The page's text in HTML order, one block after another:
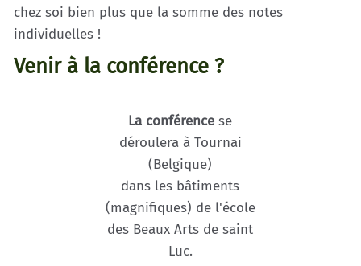
chez soi bien plus que la somme des notes
individuelles !
Venir à la conférence ?
La conférence se
déroulera à Tournai
(Belgique)
dans les bâtiments
(magnifiques) de l'école
des Beaux Arts de saint
Luc.